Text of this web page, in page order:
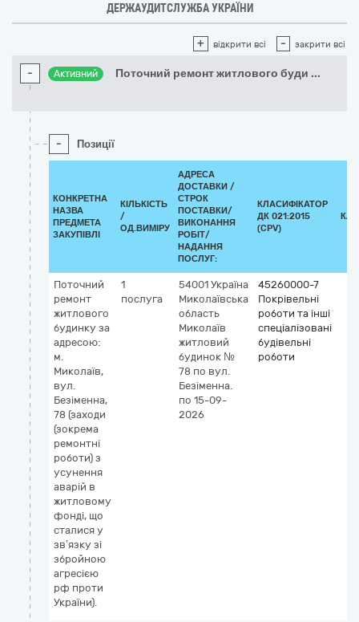
ДЕРЖАУДИТСЛУЖБА УКРАЇНИ
+ відкрити всі - закрити всі
- Активний Поточний ремонт житлового буди ...
- Позиції
КОНКРЕТНА
НАЗВА
ПРЕДМЕТА
ЗАКУПІВЛІ
КІЛЬКІСТЬ
/
ОД.ВИМІРУ
АДРЕСА
ДОСТАВКИ /
СТРОК
ПОСТАВКИ/
ВИКОНАННЯ
РОБІТ/
НАДАННЯ
ПОСЛУГ:
КЛАСИФІКАТОР
ДК 021:2015
(CPV)
Поточний
ремонт
житлового
будинку за
адресою:
м.
Миколаїв,
вул.
Безіменна,
78 (заходи
(зокрема
ремонтні
роботи) з
усунення
аварій в
житловому
фонді, що
сталися у
зв’язку зі
збройною
агресією
рф проти
України).
1
послуга
54001 Україна
Миколаївська
область
Миколаїв
житловий
будинок №
78 по вул.
Безіменна.
по 15-09-
2026
45260000-7
Покрівельні
роботи та інші
спеціалізовані
будівельні
роботи